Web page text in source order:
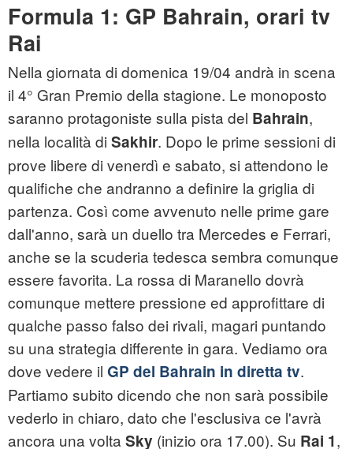
Formula 1: GP Bahrain, orari tv
Rai
Nella giornata di domenica 19/04 andrà in scena
il 4° Gran Premio della stagione. Le monoposto
saranno protagoniste sulla pista del Bahrain,
nella località di Sakhir. Dopo le prime sessioni di
prove libere di venerdì e sabato, si attendono le
qualifiche che andranno a definire la griglia di
partenza. Così come avvenuto nelle prime gare
dall'anno, sarà un duello tra Mercedes e Ferrari,
anche se la scuderia tedesca sembra comunque
essere favorita. La rossa di Maranello dovrà
comunque mettere pressione ed approfittare di
qualche passo falso dei rivali, magari puntando
su una strategia differente in gara. Vediamo ora
dove vedere il GP del Bahrain in diretta tv.
Partiamo subito dicendo che non sarà possibile
vederlo in chiaro, dato che l'esclusiva ce l'avrà
ancora una volta Sky (inizio ora 17.00). Su Rai 1,